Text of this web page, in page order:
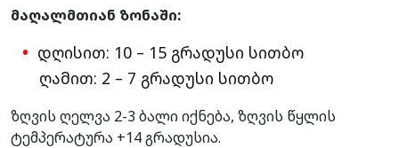
მაღალმთიან ზონაში:
დღისით: 10 – 15 გრადუსი სითბო
ღამით: 2 – 7 გრადუსი სითბო
ზღვის ღელვა 2-3 ბალი იქნება, ზღვის წყლის
ტემპერატურა +14 გრადუსია.